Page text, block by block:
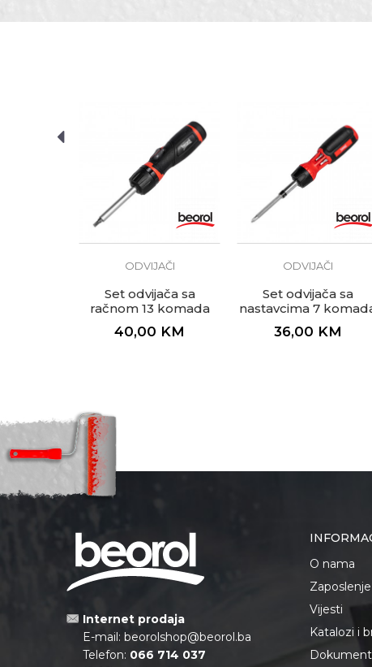
ODVIJAČI
Set odvijača sa
račnom 13 komada
zglobni
40,00 KM
ODVIJAČI
Set odvijača sa
nastavcima 7
36,00 KM
Internet prodaja
E-mail: beorolshop@beorol.ba
Telefon: 066 714 037
O nama
Zaposlenje
Vijesti
Katalozi i